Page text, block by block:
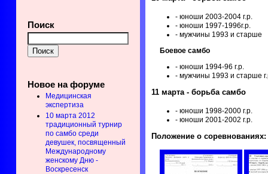
Поиск
Новое на форуме
Медицинская
экспертиза
10 марта 2012
традиционный турнир
по самбо среди
девушек, посвященный
Международному
женскому Дню -
Воскресенск
- юноши 2003-2004 г.р.
- юноши 1997-1996г.р.
- мужчины 1993 и старше
Боевое самбо
- юноши 1994-96 г.р.
- мужчины 1993 и старше
11 марта - борьба самбо
- юноши 1998-2000 г.р.
- юноши 2001-2002 г.р.
Положение о соревнованиях: